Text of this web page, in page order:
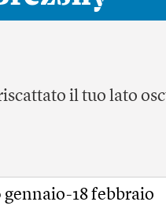
il tuo lato
gennaio-18 febbraio